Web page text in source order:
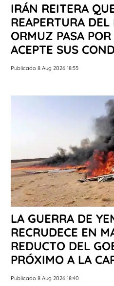
IRÁN REITERA
REAPERTURA
ORMUZ PASA
ACEPTE SUS
Publicado 8 Aug 2026 18:55
LA GUERRA DE
RECRUDECE EN
REDUCTO DEL
PRÓXIMO A LA
Publicado 8 Aug 2026 18:40